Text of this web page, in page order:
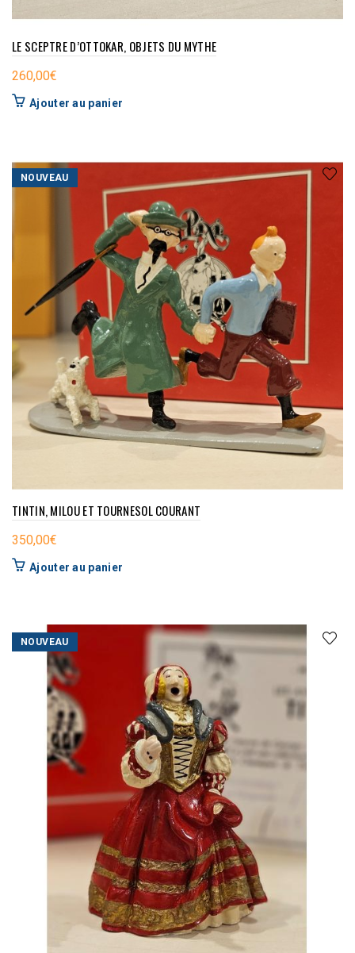
LE SCEPTRE D’OTTOKAR, OBJETS DU MYTHE
260,00€
Ajouter au panier
NOUVEAU
TINTIN, MILOU ET TOURNESOL COURANT
350,00€
Ajouter au panier
NOUVEAU